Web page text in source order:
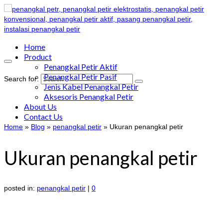
Search for:
Home
Product
Penangkal Petir Aktif
Penangkal Petir Pasif
Jenis Kabel Penangkal Petir
Aksesoris Penangkal Petir
About Us
Contact Us
Home » Blog » penangkal petir » Ukuran penangkal petir
Ukuran penangkal petir
posted in: penangkal petir | 0